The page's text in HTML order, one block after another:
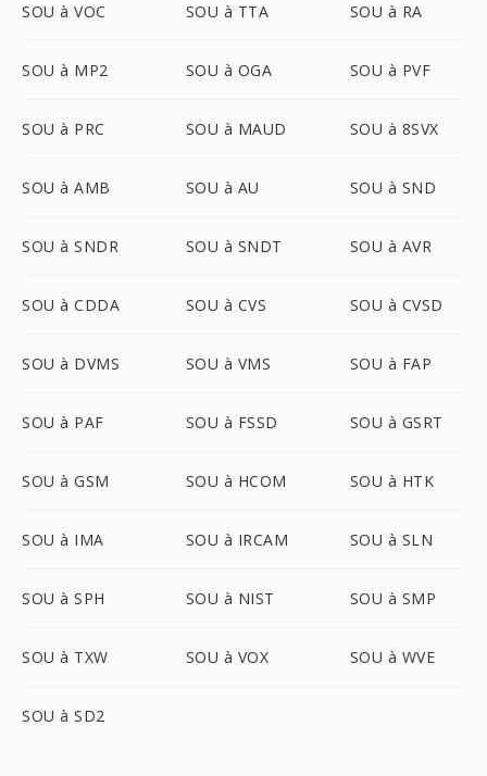
SOU à VOC SOU à TTA SOU à RA
SOU à MP2 SOU à OGA SOU à PVF
SOU à PRC SOU à MAUD SOU à 8SVX
SOU à AMB SOU à AU SOU à SND
SOU à SNDR SOU à SNDT SOU à AVR
SOU à CDDA SOU à CVS SOU à CVSD
SOU à DVMS SOU à VMS SOU à FAP
SOU à PAF SOU à FSSD SOU à GSRT
SOU à GSM SOU à HCOM SOU à HTK
SOU à IMA SOU à IRCAM SOU à SLN
SOU à SPH SOU à NIST SOU à SMP
SOU à TXW SOU à VOX SOU à WVE
SOU à SD2